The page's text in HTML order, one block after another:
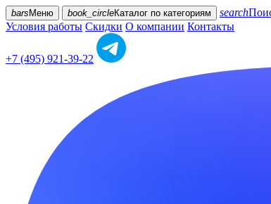
bars Меню book_circleКаталог по категориям search
Условия работы Скидки О компании Контакты
+7 (495) 921-39-22